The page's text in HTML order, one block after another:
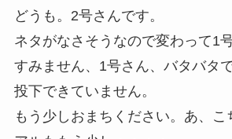
どうも。2号さんです。
ネタがなさそうなので変わって1
すみません、1号さん、バタバタ
投下できていません。
もう少しおまちください。あ、こ